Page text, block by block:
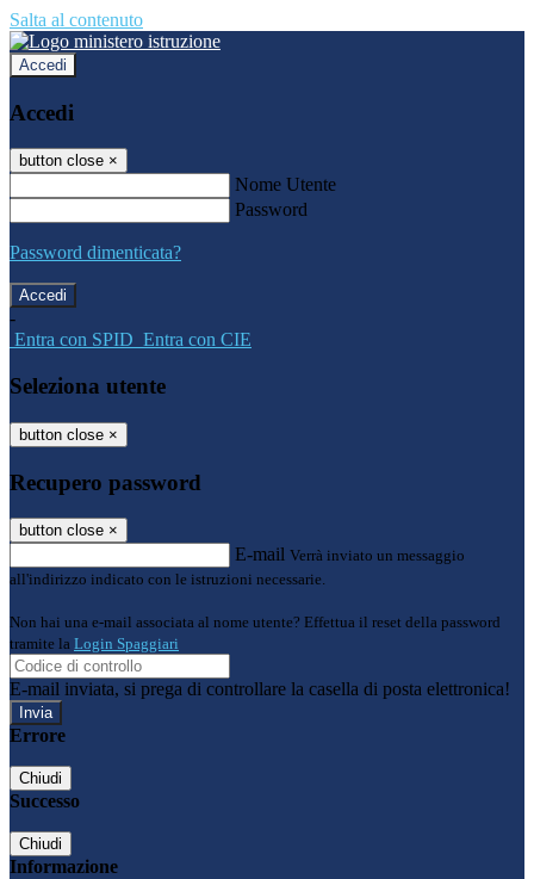
Salta al contenuto
Accedi
Accedi
button close ×
Nome Utente
Password
Password dimenticata?
-
Entra con SPID Entra con CIE
Seleziona utente
button close ×
Recupero password
button close ×
E-mail Verrà inviato un messaggio
all'indirizzo indicato con le istruzioni necessarie.
Non hai una e-mail associata al nome utente? Effettua il reset della password
tramite la Login Spaggiari
E-mail inviata, si prega di controllare la casella di posta elettronica!
Errore
Chiudi
Successo
Chiudi
Informazione